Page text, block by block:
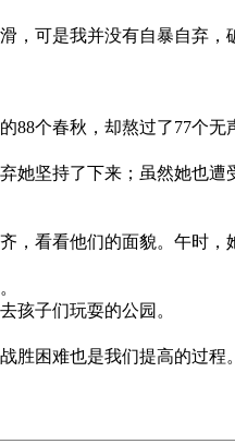
，可是我并没有自暴自弃，
88个春秋，却熬过了77个无
坚持了下来；虽然她也遭
，看看他们的面貌。午时，
孩子们玩耍的公园。
胜困难也是我们提高的过程